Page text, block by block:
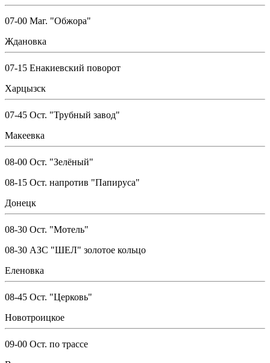
07-00 Маг. "Обжора"
Ждановка
07-15 Енакиевский поворот
Харцызск
07-45 Ост. "Трубный завод"
Макеевка
08-00 Ост. "Зелёный"
08-15 Ост. напротив "Папируса"
Донецк
08-30 Ост. "Мотель"
08-30 АЗС "ШЕЛ" золотое кольцо
Еленовка
08-45 Ост. "Церковь"
Новотроицкое
09-00 Ост. по трассе